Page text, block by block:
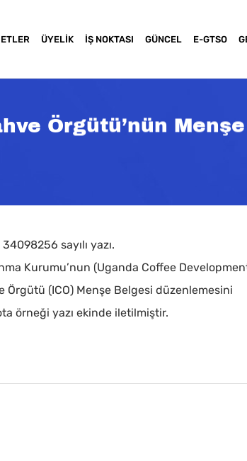
ÜYELIK İŞ NOKTASI GÜNCEL E-GTSO
Örgütü’nün
sayılı yazı.
Kurumu’nun (Uganda Coffee
(ICO) Menşe Belgesi düzenlemesini
örneği yazı ekinde iletilmiştir.